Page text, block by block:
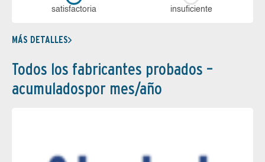
sa­tis­fac­to­ria in­su­fi­cien­te
MÁS DETALLES
Todos los fabricantes probados –
acumuladospor mes/año